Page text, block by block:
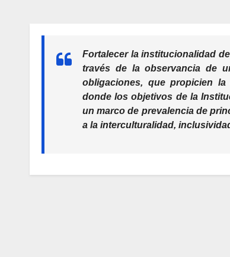
Fortalecer la institucionalidad
través de la observancia de
obligaciones, que propicien
donde los objetivos de la
un marco de prevalencia de
a la interculturalidad,